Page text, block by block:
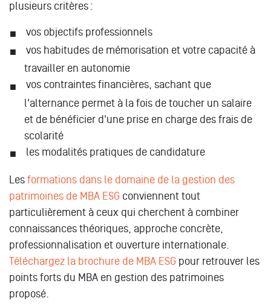
plusieurs critères :
vos objectifs professionnels
vos habitudes de mémorisation et votre capacité à
travailler en autonomie
vos contraintes financières, sachant que
l'alternance permet à la fois de toucher un salaire
et de bénéficier d'une prise en charge des frais de
scolarité
les modalités pratiques de candidature
Les formations dans le domaine de la gestion des
patrimoines de MBA ESG conviennent tout
particulièrement à ceux qui cherchent à combiner
connaissances théoriques, approche concrète,
professionnalisation et ouverture internationale.
Téléchargez la brochure de MBA ESG pour retrouver les
points forts du MBA en gestion des patrimoines
proposé.